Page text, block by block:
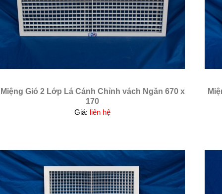
Miệng Gió 2 Lớp Lá Cánh Chỉnh vách Ngăn 670 x
170
Giá: liên hệ